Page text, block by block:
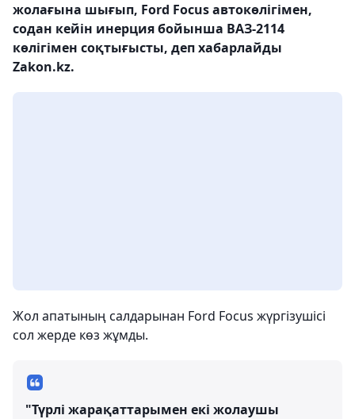
жолағына шығып, Ford Focus автокөлігімен,
содан кейін инерция бойынша ВАЗ-2114
көлігімен соқтығысты, деп хабарлайды
Zakon.kz.
Жол апатының салдарынан Ford Focus жүргізушісі
сол жерде көз жұмды.
"Түрлі жарақаттарымен екі жолаушы